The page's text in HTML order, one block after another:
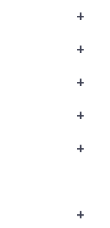
+
+
+
+
+
+